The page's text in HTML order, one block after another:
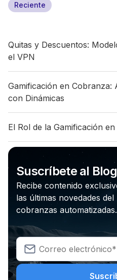
Reciente
Quitas y Descuentos:
el VPN
Gamificación en Cobranza:
con Dinámicas
El Rol de la Gamificación
Suscríbete al
Recibe contenido
las últimas novedades
cobranzas automatizadas.